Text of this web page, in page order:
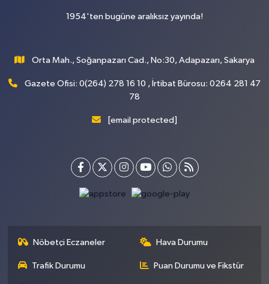
1954'ten bugüne aralıksız yayında!
Orta Mah., Soğanpazarı Cad., No:30, Adapazarı, Sakarya
Gazete Ofisi: 0(264) 278 16 10 , İrtibat Bürosu: 0264 281 47
78
[email protected]
Nöbetçi Eczaneler Hava Durumu
Trafik Durumu Puan Durumu ve Fikstür